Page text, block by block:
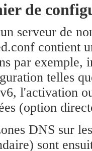
de
serveur de
contient
par exemple,
telles
l'activation
(option
DNS sur
sont